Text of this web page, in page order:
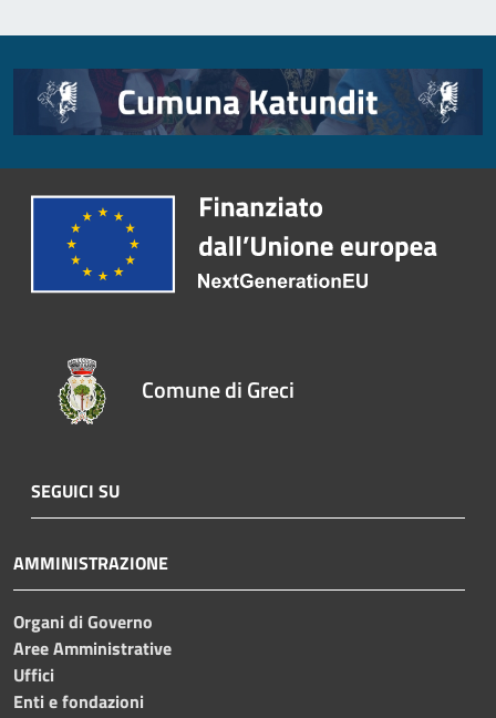
Comune di Greci
SEGUICI SU
AMMINISTRAZIONE
Organi di Governo
Aree Amministrative
Uffici
Enti e fondazioni